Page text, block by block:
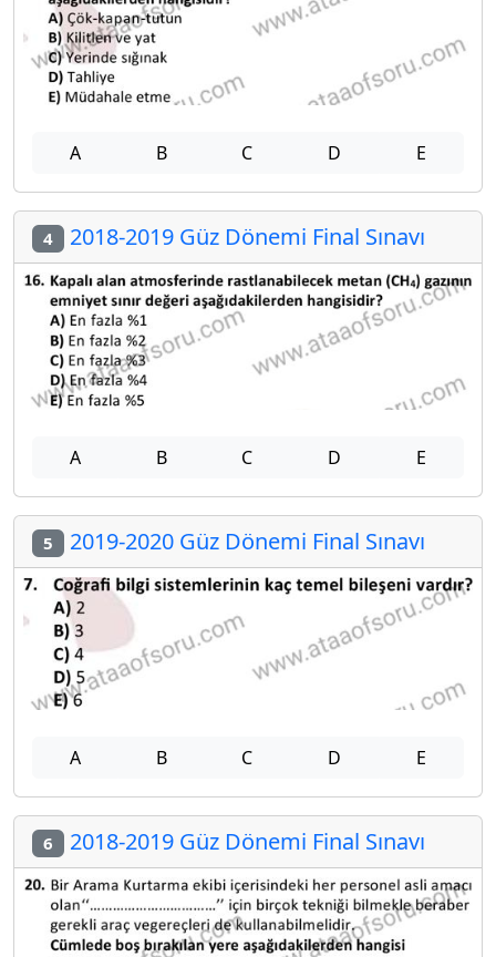
A B C D E
4 2018-2019 Güz Dönemi Final Sınavı
A B C D E
5 2019-2020 Güz Dönemi Final Sınavı
A B C D E
6 2018-2019 Güz Dönemi Final Sınavı